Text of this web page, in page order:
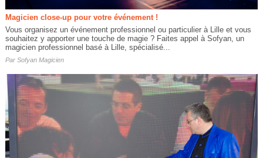
Magicien close-up pour votre événement !
Vous organisez un événement professionnel ou particulier à Lille et vous
souhaitez y apporter une touche de magie ? Faites appel à Sofyan, un
magicien professionnel basé à Lille, spécialisé...
Par Sofyan Magicien